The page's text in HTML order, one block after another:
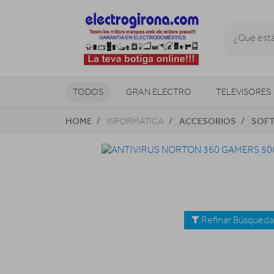
TODOS GRAN ELECTRO TELEVISORES
CLIMATIZACIÓN Y CALEFACCIÓN
HOME INFORMÁTICA ACCESORIOS
Refinar Búsqueda